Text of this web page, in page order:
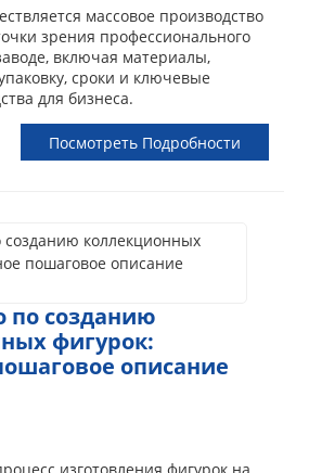
массовое производство
зрения профессионального
включая материалы,
сроки и ключевые
для бизнеса.
Посмотреть Подробности
по созданию
фигурок:
описание